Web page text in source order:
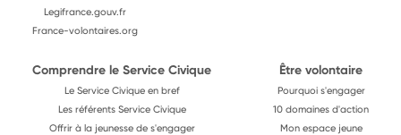
Legifrance.gouv.fr
France-volontaires.org
Comprendre le Service Civique
Le Service Civique en bref
Les référents Service Civique
Offrir à la jeunesse de s'engager
Être volontaire
Pourquoi s'engager
10 domaines d'action
Mon espace jeune